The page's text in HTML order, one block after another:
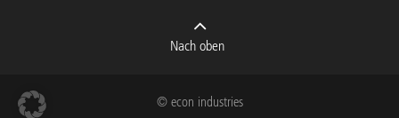
Nach oben
© econ industries